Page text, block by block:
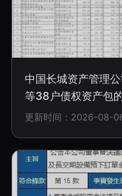
中国长城资产管理
等38户债权资产包
更新时间：2026-08-